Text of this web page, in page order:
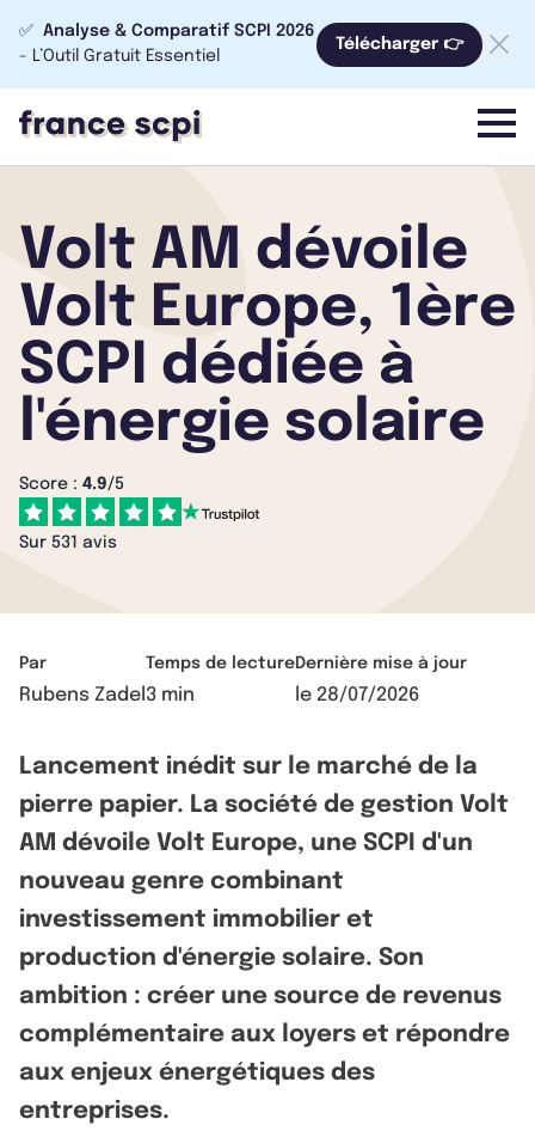
✅ Analyse & Comparatif SCPI 2026
- L’Outil Gratuit Essentiel
Télécharger 👉
menu
Volt AM dévoile
Volt Europe, 1ère
SCPI dédiée à
l'énergie solaire
Score : 4.9/5
Sur 531 avis
Par
Rubens Zadel
Temps de lecture
3 min
Dernière mise à jour
le 28/07/2026
Lancement inédit sur le marché de la
pierre papier. La société de gestion Volt
AM dévoile Volt Europe, une SCPI d'un
nouveau genre combinant
investissement immobilier et
production d'énergie solaire. Son
ambition : créer une source de revenus
complémentaire aux loyers et répondre
aux enjeux énergétiques des
entreprises.